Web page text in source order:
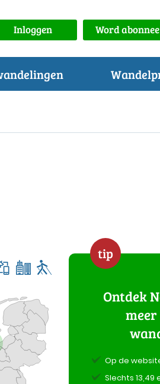
Inloggen Word abonnee
tip
Ontdek
meer
Op de
Slechts 13,49